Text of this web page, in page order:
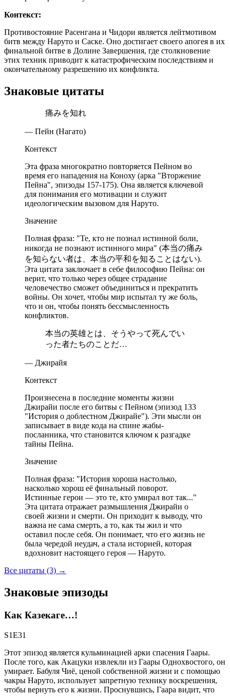
Контекст:
Противостояние Расенгана и Чидори является лейтмотивом
битв между Наруто и Саске. Оно достигает своего апогея в их
финальной битве в Долине Завершения, где столкновение
этих техник приводит к катастрофическим последствиям и
окончательному разрешению их конфликта.
Знаковые цитаты
痛みを知れ
— Пейн (Нагато)
Контекст
Эта фраза многократно повторяется Пейном во
время его нападения на Коноху (арка "Вторжение
Пейна", эпизоды 157-175). Она является ключевой
для понимания его мотивации и служит
идеологическим вызовом для Наруто.
Значение
Полная фраза: "Те, кто не познал истинной боли,
никогда не познают истинного мира" (本当の痛み
を知らない者は、本当の平和を知ることはない).
Эта цитата заключает в себе философию Пейна: он
верит, что только через общее страдание
человечество сможет объединиться и прекратить
войны. Он хочет, чтобы мир испытал ту же боль,
что и он, чтобы понять бессмысленность
конфликтов.
本当の英雄とは、そうやって死んでい
った者たちのことだ…
— Джирайя
Контекст
Произнесена в последние моменты жизни
Джирайи после его битвы с Пейном (эпизод 133
"История о доблестном Джирайе"). Эти мысли он
записывает в виде кода на спине жабы-
посланника, что становится ключом к разгадке
тайны Пейна.
Значение
Полная фраза: "История хороша настолько,
насколько хорош её финальный поворот.
Истинные герои — это те, кто умирал вот так..."
Эта цитата отражает размышления Джирайи о
своей жизни и смерти. Он приходит к выводу, что
важна не сама смерть, а то, как ты жил и что
оставил после себя. Он понимает, что его жизнь не
была чередой неудач, а стала историей, которая
вдохновит настоящего героя — Наруто.
Все цитаты (3) →
Знаковые эпизоды
Как Казекаге…!
S1E31
Этот эпизод является кульминацией арки спасения Гаары.
После того, как Акацуки извлекли из Гаары Однохвостого, он
умирает. Бабуля Чиё, ценой собственной жизни и с помощью
чакры Наруто, использует запретную технику воскрешения,
чтобы вернуть его к жизни. Проснувшись, Гаара видит, что